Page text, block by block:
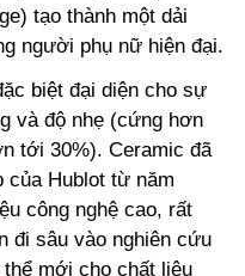
tạo thành một dải
người phụ nữ hiện đại.
biệt đại diện cho sự
và độ nhẹ (cứng hơn
tới 30%). Ceramic đã
của Hublot từ năm
công nghệ cao, rất
đi sâu vào nghiên cứu
mới cho chất liệu